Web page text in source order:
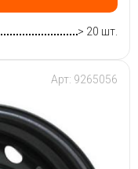
> 20 шт.
Арт: 9265056